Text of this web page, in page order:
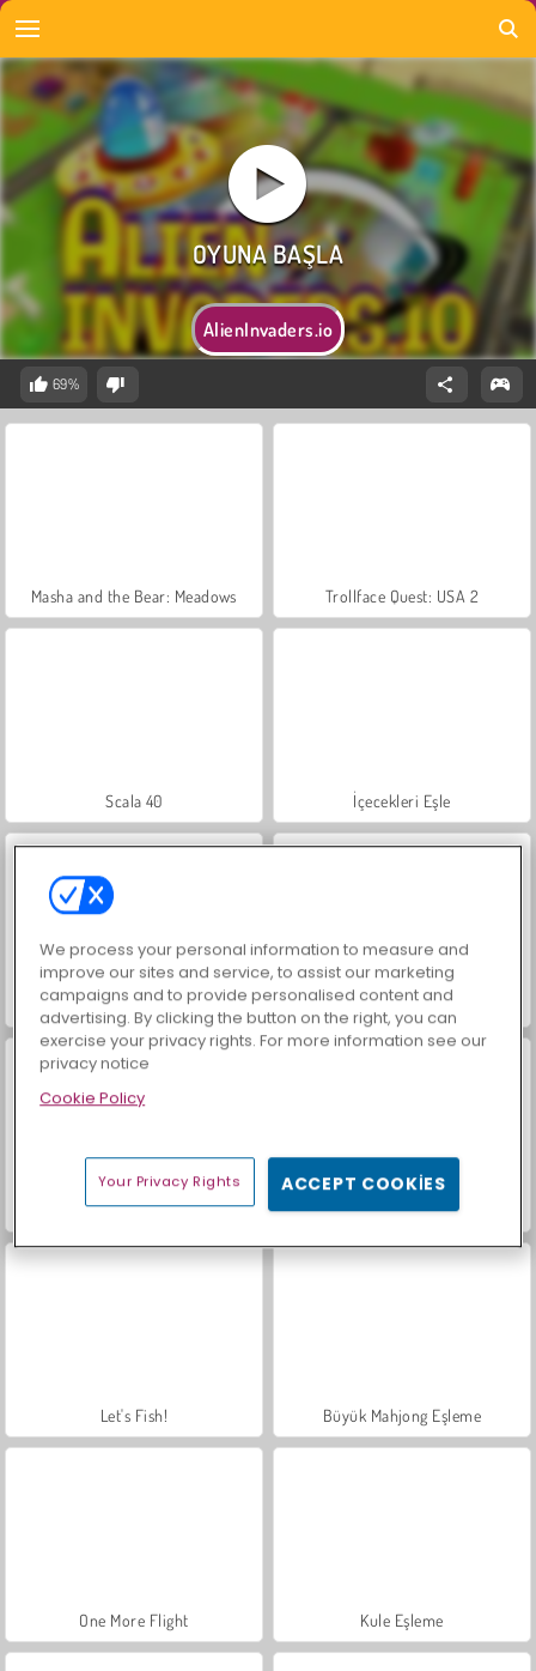
AlienInvaders.io
69%
Masha and the Bear: Meadows Trollface Quest: USA 2
Scala 40 İçecekleri Eşle
Sosyal İskambil Mücevher Bahçesi Hikayesi
Farm Merge Valley Royal Story
Let's Fish! Büyük Mahjong Eşleme
One More Flight Kule Eşleme
We process your personal information to measure and
improve our sites and service, to assist our marketing
campaigns and to provide personalised content and
advertising. By clicking the button on the right, you can
exercise your privacy rights. For more information see our
privacy notice
Cookie Policy
Your Privacy Rights ACCEPT COOKIES